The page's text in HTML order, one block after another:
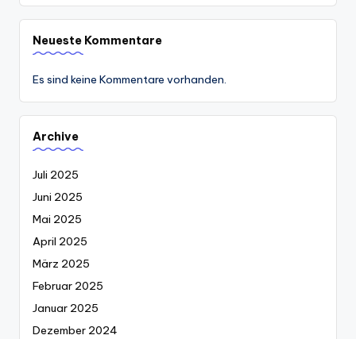
Neueste Kommentare
Es sind keine Kommentare vorhanden.
Archive
Juli 2025
Juni 2025
Mai 2025
April 2025
März 2025
Februar 2025
Januar 2025
Dezember 2024